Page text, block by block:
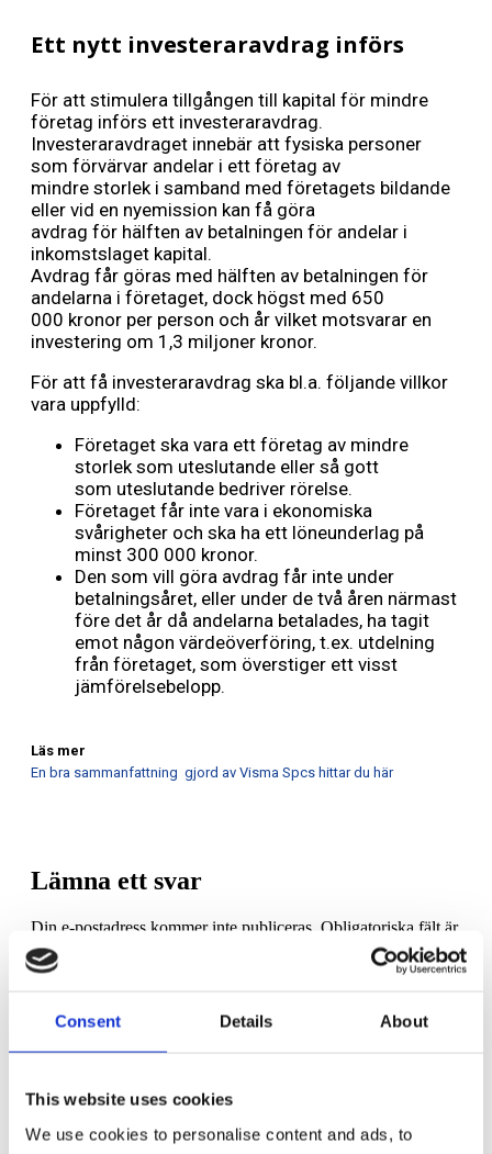
Consent Details About
This website uses cookies
We use cookies to personalise content and ads, to
Ett nytt investeraravdrag införs
För att stimulera tillgången till kapital för mindre
företag införs ett investeraravdrag.
Investeraravdraget innebär att fysiska personer
som förvärvar andelar i ett företag av
mindre storlek i samband med företagets bildande
eller vid en nyemission kan få göra
avdrag för hälften av betalningen för andelar i
inkomstslaget kapital.
Avdrag får göras med hälften av betalningen för
andelarna i företaget, dock högst med 650
000 kronor per person och år vilket motsvarar en
investering om 1,3 miljoner kronor.
För att få investeraravdrag ska bl.a. följande villkor
vara uppfylld:
Företaget ska vara ett företag av mindre
storlek som uteslutande eller så gott
som uteslutande bedriver rörelse.
Företaget får inte vara i ekonomiska
svårigheter och ska ha ett löneunderlag på
minst 300 000 kronor.
Den som vill göra avdrag får inte under
betalningsåret, eller under de två åren närmast
före det år då andelarna betalades, ha tagit
emot någon värdeöverföring, t.ex. utdelning
från företaget, som överstiger ett visst
jämförelsebelopp.
Läs mer
En bra sammanfattning gjord av Visma Spcs hittar du här
Lämna ett svar
Din e-postadress kommer inte publiceras. Obligatoriska fält är
märkta